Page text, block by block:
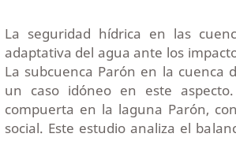
La seguridad hídrica en las
adaptativa del agua ante los
La subcuenca Parón en la cuenca
un caso idóneo en este
compuerta en la laguna Parón,
social. Este estudio analiza el